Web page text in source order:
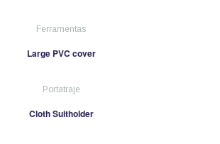
Ferramentas
Large PVC cover
Portatraje
Cloth Suitholder